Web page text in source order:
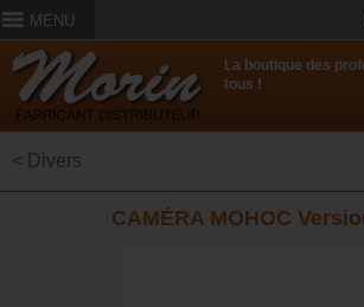
MENU
La boutique des
tous !
< Divers
CAMÉRA MOHOC